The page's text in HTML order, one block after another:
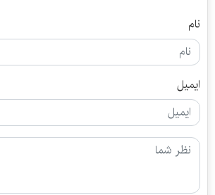
نام
ایمیل